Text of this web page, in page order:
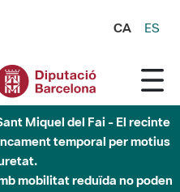
CA ES
- Parc Fluvial Besòs -
Fluvial del Besòs degut a
passera sobre el riu